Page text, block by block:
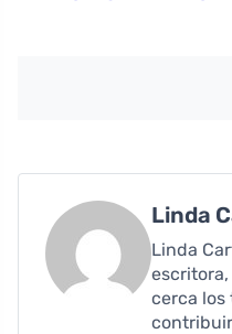
Linda
Linda
cerca los